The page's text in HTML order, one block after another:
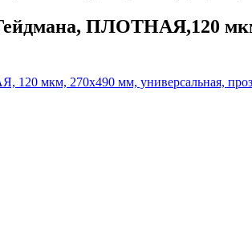
ПЛОТНАЯ,120